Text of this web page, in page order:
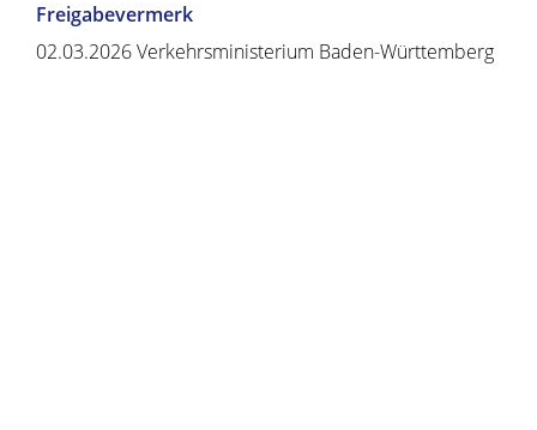
Freigabevermerk
02.03.2026 Verkehrsministerium Baden-Württemberg